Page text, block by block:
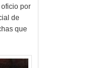
por
de
que